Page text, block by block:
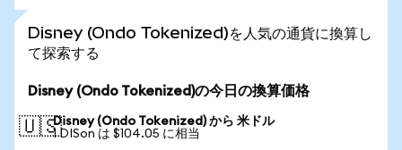
Disney (Ondo Tokenized)を人気の通貨に換算し
て探索する
Disney (Ondo Tokenized)の今日の換算価格
🇺🇸Disney (Ondo Tokenized) から 米ドル
1 DISon は $104.05 に相当